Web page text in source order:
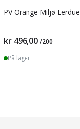
PV Orange Miljø Lerdue
kr 496,00 /200
På lager